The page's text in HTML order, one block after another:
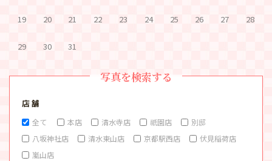
19 20 21 22 23 24 25 26 27 28
29 30 31
写真を検索する
店 舗
全て 本店 清水寺店 祇園店
別邸
八坂神社店
清水東山店 京都駅西店
伏見稲荷店
嵐山店